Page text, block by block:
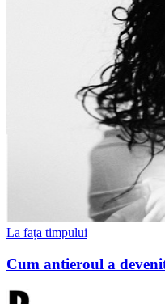
La fața timpului
Cum antieroul a